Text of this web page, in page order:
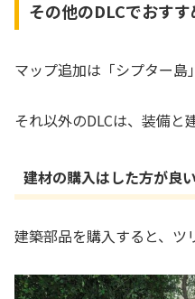
その他のDLCでおすす
マップ追加は「シプター島
それ以外のDLCは、装備と
建材の購入はした方が良
建築部品を購入すると、ツ